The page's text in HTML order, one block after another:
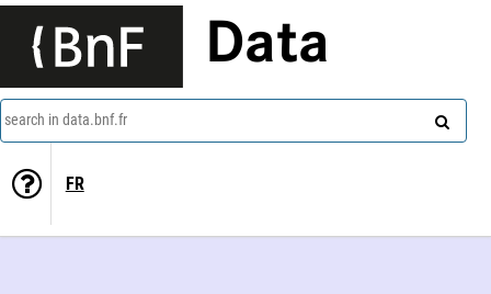
Data
search in data.bnf.fr
FR